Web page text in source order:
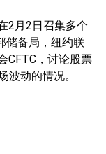
2月2日召集多个
储备局，纽约联
CFTC，讨论股票
波动的情况。